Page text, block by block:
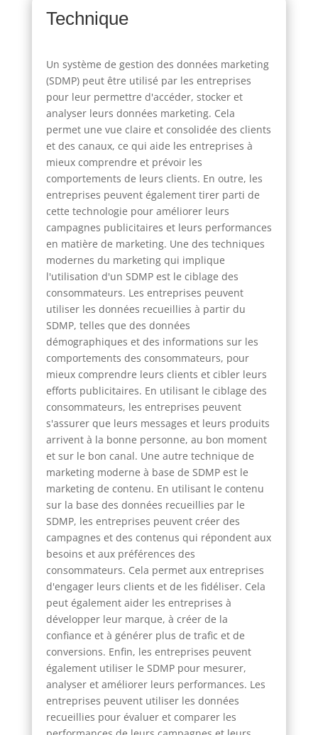
Technique
Un système de gestion des données marketing
(SDMP) peut être utilisé par les entreprises
pour leur permettre d'accéder, stocker et
analyser leurs données marketing. Cela
permet une vue claire et consolidée des clients
et des canaux, ce qui aide les entreprises à
mieux comprendre et prévoir les
comportements de leurs clients. En outre, les
entreprises peuvent également tirer parti de
cette technologie pour améliorer leurs
campagnes publicitaires et leurs performances
en matière de marketing. Une des techniques
modernes du marketing qui implique
l'utilisation d'un SDMP est le ciblage des
consommateurs. Les entreprises peuvent
utiliser les données recueillies à partir du
SDMP, telles que des données
démographiques et des informations sur les
comportements des consommateurs, pour
mieux comprendre leurs clients et cibler leurs
efforts publicitaires. En utilisant le ciblage des
consommateurs, les entreprises peuvent
s'assurer que leurs messages et leurs produits
arrivent à la bonne personne, au bon moment
et sur le bon canal. Une autre technique de
marketing moderne à base de SDMP est le
marketing de contenu. En utilisant le contenu
sur la base des données recueillies par le
SDMP, les entreprises peuvent créer des
campagnes et des contenus qui répondent aux
besoins et aux préférences des
consommateurs. Cela permet aux entreprises
d'engager leurs clients et de les fidéliser. Cela
peut également aider les entreprises à
développer leur marque, à créer de la
confiance et à générer plus de trafic et de
conversions. Enfin, les entreprises peuvent
également utiliser le SDMP pour mesurer,
analyser et améliorer leurs performances. Les
entreprises peuvent utiliser les données
recueillies pour évaluer et comparer les